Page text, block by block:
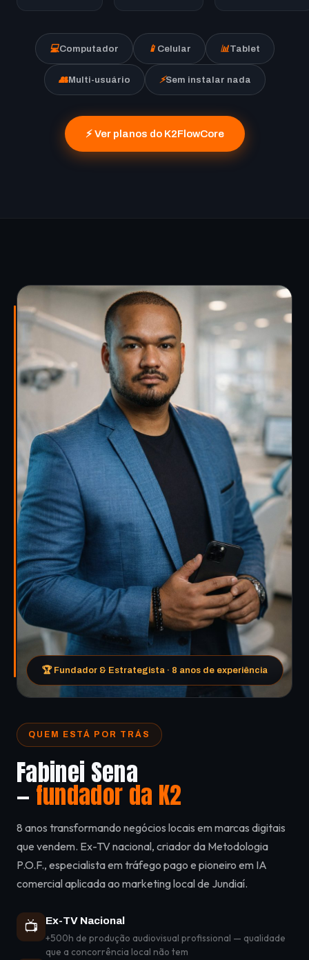
💻Computador 📱 Celular 📊Tablet
👥Multi-usuário ⚡Sem instalar nada
⚡ Ver planos do K2FlowCore
🏆 Fundador & Estrategista · 8 anos de experiência
QUEM ESTÁ POR TRÁS
Fabinei Sena
— fundador da K2
8 anos transformando negócios locais em marcas digitais
que vendem. Ex-TV nacional, criador da Metodologia
P.O.F., especialista em tráfego pago e pioneiro em IA
comercial aplicada ao marketing local de Jundiaí.
📺 Ex-TV Nacional
+500h de produção audiovisual profissional — qualidade
que a concorrência local não tem